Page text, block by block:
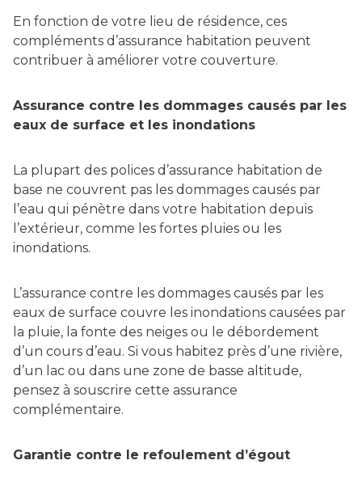
En fonction de votre lieu de résidence, ces
compléments d’assurance habitation peuvent
contribuer à améliorer votre couverture.
Assurance contre les dommages causés par les
eaux de surface et les inondations
La plupart des polices d’assurance habitation de
base ne couvrent pas les dommages causés par
l’eau qui pénètre dans votre habitation depuis
l’extérieur, comme les fortes pluies ou les
inondations.
L’assurance contre les dommages causés par les
eaux de surface couvre les inondations causées par
la pluie, la fonte des neiges ou le débordement
d’un cours d’eau. Si vous habitez près d’une rivière,
d’un lac ou dans une zone de basse altitude,
pensez à souscrire cette assurance
complémentaire.
Garantie contre le refoulement d’égout